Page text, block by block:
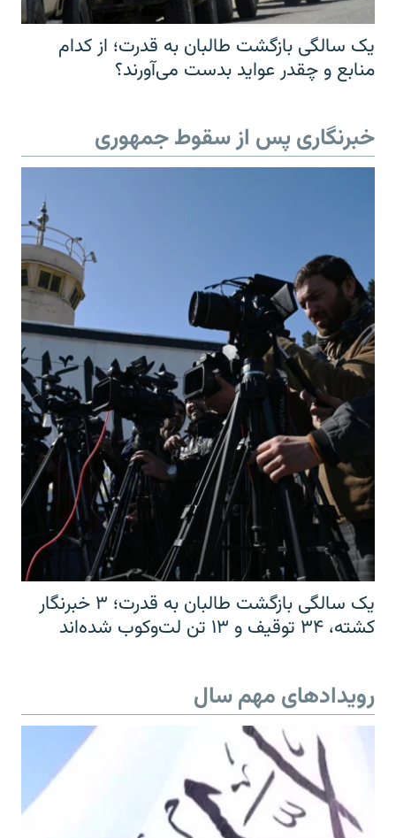
یک سالگی بازگشت طالبان به قدرت؛ از کدام
منابع و چقدر عواید بدست می‌آورند؟
خبرنگاری پس از سقوط جمهوری
یک سالگی بازگشت طالبان به قدرت؛ ۳ خبرنگار
کشته، ۳۴ توقیف و ۱۳ تن لت‌وکوب شده‌اند
رویدادهای مهم سال